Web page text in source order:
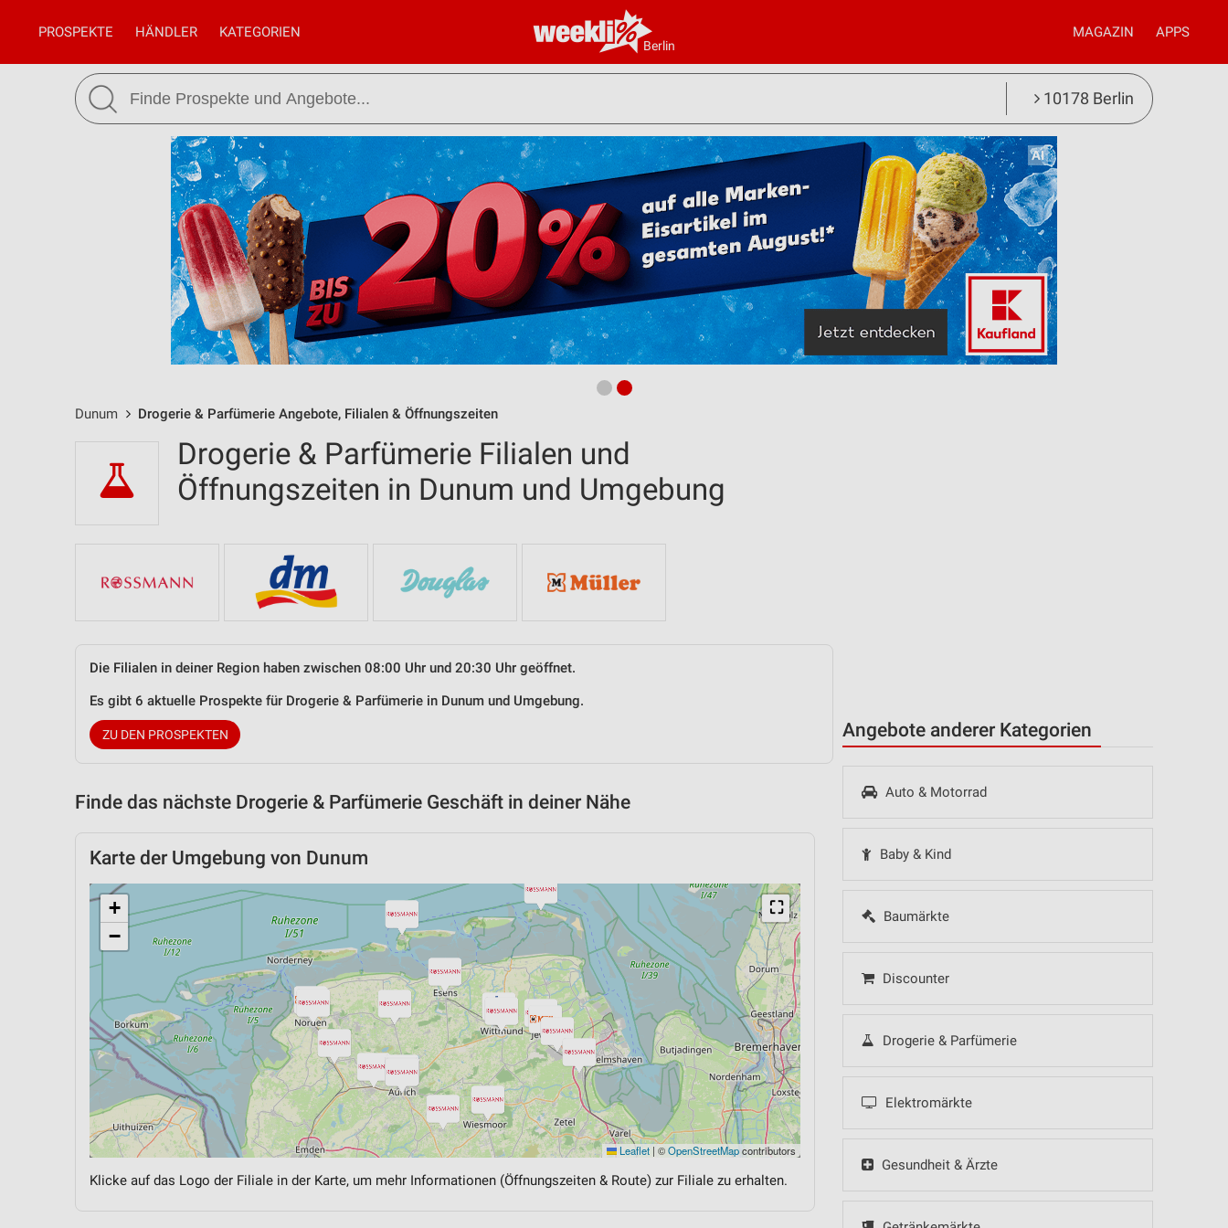
Berlin
PROSPEKTE HÄNDLER KATEGORIEN MAGAZIN APPS
10178 Berlin
Dunum Drogerie & Parfümerie Angebote, Filialen & Öffnungszeiten
Angebote anderer Kategorien
Auto & Motorrad
Baby & Kind
Baumärkte
Discounter
Drogerie & Parfümerie
Elektromärkte
Gesundheit & Ärzte
Drogerie & Parfümerie Filialen und
Öffnungszeiten in Dunum und Umgebung
Die Filialen in deiner Region haben zwischen 08:00 Uhr und 20:30 Uhr geöffnet.
Es gibt 6 aktuelle Prospekte für Drogerie & Parfümerie in Dunum und Umgebung.
ZU DEN PROSPEKTEN
Finde das nächste Drogerie & Parfümerie Geschäft in deiner Nähe
Karte der Umgebung von Dunum
⛶
+
−
Leaflet | ©OpenStreetMapcontributors
Klicke auf das Logo der Filiale in der Karte, um mehr Informationen (Öffnungszeiten & Route) zur Filiale zu erhalten.